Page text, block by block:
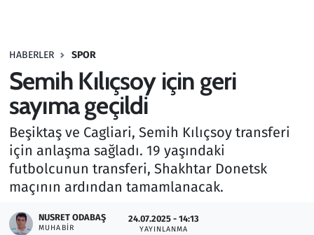
HABERLER SPOR
Semih Kılıçsoy için geri
sayıma geçildi
Beşiktaş ve Cagliari, Semih Kılıçsoy transferi
için anlaşma sağladı. 19 yaşındaki
futbolcunun transferi, Shakhtar Donetsk
maçının ardından tamamlanacak.
NUSRET ODABAŞ
MUHABIR
24.07.2025 - 14:13
YAYINLANMA
Haber
Kurumsal Haberler
Lezzet Durağı